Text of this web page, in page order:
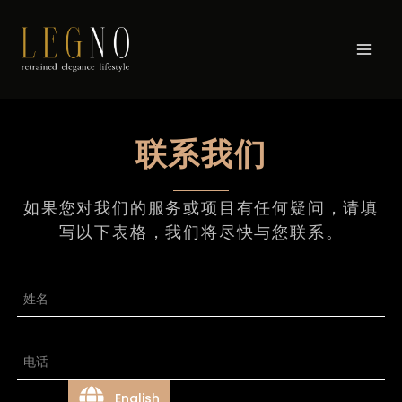
联系我们
如果您对我们的服务或项目有任何疑问，请填
写以下表格，我们将尽快与您联系。
English